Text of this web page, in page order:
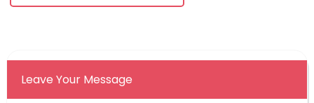
Leave Your Message